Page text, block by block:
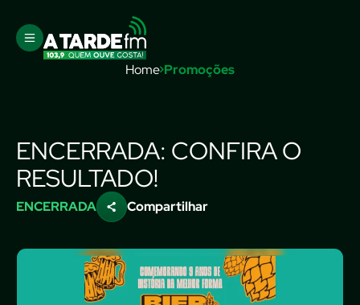
Home Promoções
ENCERRADA: CONFIRA O
RESULTADO!
ENCERRADA Compartilhar